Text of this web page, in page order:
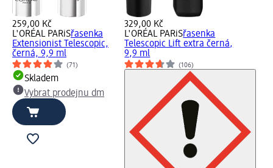
259,00 Kč
L'ORÉAL PARiSřasenka
Extensionist Telescopic,
černá, 9,9 ml
(71)
Skladem
Vybrat prodejnu dm
329,00 Kč
L'ORÉAL PARiSřasenka
Telescopic Lift extra černá,
9,9 ml
(106)